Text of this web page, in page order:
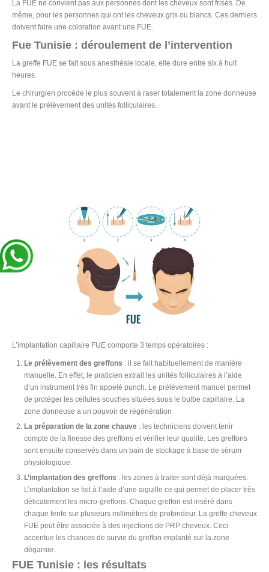
La FUE ne convient pas aux personnes dont les cheveux sont frisés. De
même, pour les personnes qui ont les cheveux gris ou blancs. Ces derniers
doivent faire une coloration avant une FUE.
Fue Tunisie : déroulement de l’intervention
La greffe FUE se fait sous anesthésie locale, elle dure entre six à huit
heures.
Le chirurgien procède le plus souvent à raser totalement la zone donneuse
avant le prélèvement des unités folliculaires.
L’implantation capillaire FUE comporte 3 temps opératoires :
Le prélèvement des greffons : il se fait habituellement de manière
manuelle. En effet, le praticien extrait les unités folliculaires à l’aide
d’un instrument très fin appelé punch. Le prélèvement manuel permet
de protéger les cellules souches situées sous le bulbe capillaire. La
zone donneuse a un pouvoir de régénération
La préparation de la zone chauve : les techniciens doivent tenir
compte de la finesse des greffons et vérifier leur qualité. Les greffons
sont ensuite conservés dans un bain de stockage à base de sérum
physiologique.
L’implantation des greffons : les zones à traiter sont déjà marquées.
L’implantation se fait à l’aide d’une aiguille ce qui permet de placer très
délicatement les micro-greffons. Chaque greffon est inséré dans
chaque fente sur plusieurs millimètres de profondeur. La greffe cheveux
FUE peut être associée à des injections de PRP cheveux. Ceci
accentue les chances de survie du greffon implanté sur la zone
dégarnie.
FUE Tunisie : les résultats